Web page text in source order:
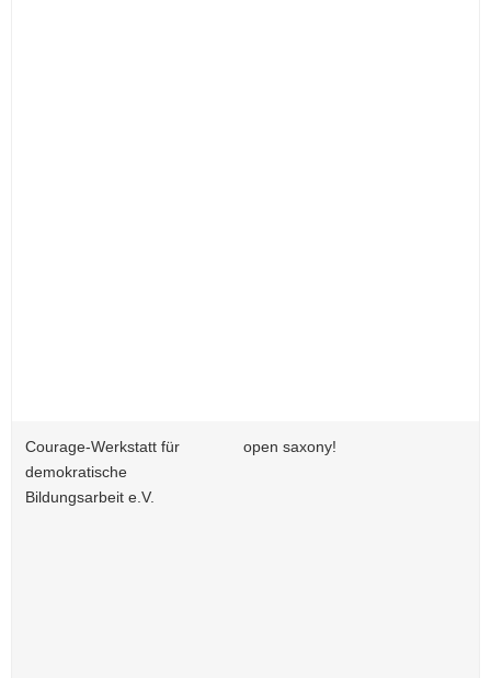
Courage-Werkstatt für
demokratische
Bildungsarbeit e.V.
open saxony!